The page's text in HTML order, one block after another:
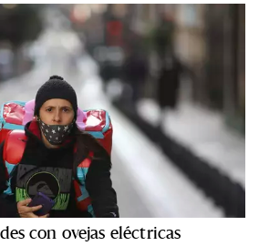
con ovejas eléctricas